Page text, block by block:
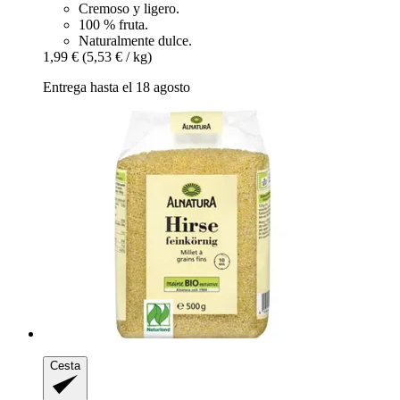
Cremoso y ligero.
100 % fruta.
Naturalmente dulce.
1,99 € (5,53 € / kg)
Entrega hasta el 18 agosto
Cesta